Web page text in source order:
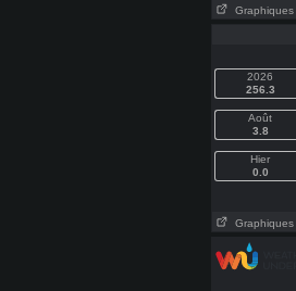
Graphiques
2026
256.3
Août
3.8
Hier
0.0
Graphiques